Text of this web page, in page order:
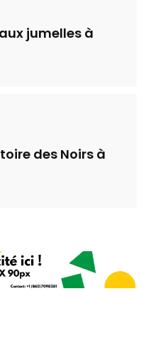
jumelles à
des Noirs à